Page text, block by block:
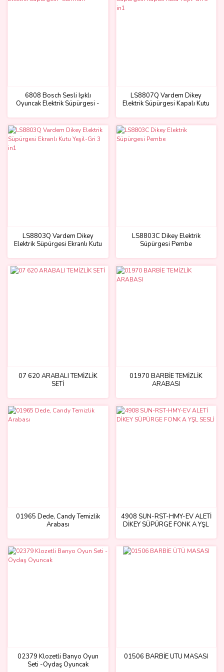
6808 Bosch Sesli Işıklı
Oyuncak Elektrik Süpürgesi -
LS8807Q Vardem Dikey
Elektrik Süpürgesi Kapalı Kutu
LS8803Q Vardem Dikey
Elektrik Süpürgesi Ekranlı Kutu
LS8803C Dikey Elektrik
Süpürgesi Pembe
07 620 ARABALI TEMİZLİK
SETİ
01970 BARBİE TEMİZLİK
ARABASI
01965 Dede, Candy Temizlik
Arabası
4908 SUN-RST-HMY-EV ALETİ
DİKEY SÜPÜRGE FONK A YŞL
02379 Klozetli Banyo Oyun
Seti -Oydaş Oyuncak
01506 BARBİE ÜTÜ MASASI